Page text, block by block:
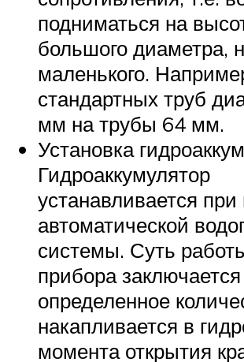
подниматься на
большого диаметра,
маленького.
стандартных труб
мм на трубы 64 мм.
Установка
Гидроаккумулятор
устанавливается
автоматической
системы. Суть
прибора
определенное
накапливается в
момента открытия